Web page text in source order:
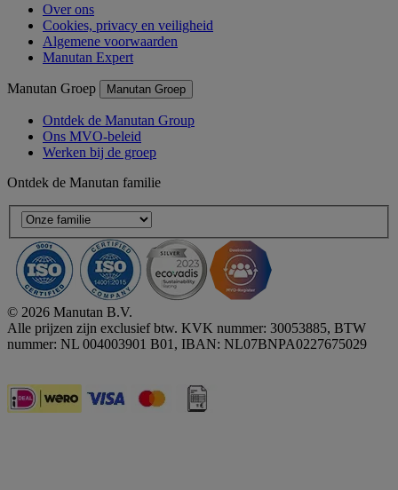
Over ons
Cookies, privacy en veiligheid
Algemene voorwaarden
Manutan Expert
Manutan Groep Manutan Groep
Ontdek de Manutan Group
Ons MVO-beleid
Werken bij de groep
Ontdek de Manutan familie
© 2026 Manutan B.V.
Alle prijzen zijn exclusief btw. KVK nummer: 30053885, BTW
nummer: NL 004003901 B01, IBAN: NL07BNPA0227675029